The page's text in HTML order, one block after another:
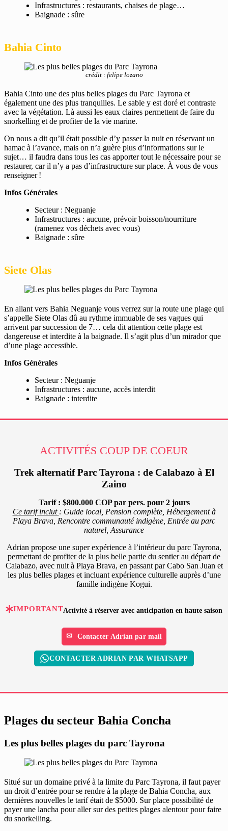
Infrastructures : restaurants, chaises de plage…
Baignade : sûre
Bahia Cinto
crédit : felipe lozano
Bahia Cinto une des plus belles plages du Parc Tayrona et
également une des plus tranquilles. Le sable y est doré et contraste
avec la végétation. Là aussi les eaux claires permettent de faire du
snorkelling et de profiter de la vie marine.
On nous a dit qu’il était possible d’y passer la nuit en réservant un
hamac à l’avance, mais on n’a guère plus d’informations sur le
sujet… il faudra dans tous les cas apporter tout le nécessaire pour se
restaurer, car il n’y a pas d’infrastructure sur place. À vous de vous
renseigner !
Infos Générales
Secteur : Neguanje
Infrastructures : aucune, prévoir boisson/nourriture
(ramenez vos déchets avec vous)
Baignade : sûre
Siete Olas
En allant vers Bahia Neguanje vous verrez sur la route une plage qui
s’appelle Siete Olas dû au rythme immuable de ses vagues qui
arrivent par succession de 7… cela dit attention cette plage est
dangereuse et interdite à la baignade. Il s’agit plus d’un mirador que
d’une plage accessible.
Infos Générales
Secteur : Neguanje
Infrastructures : aucune, accès interdit
Baignade : interdite
ACTIVITÉS COUP DE COEUR
Trek alternatif Parc Tayrona : de Calabazo à El
Zaino
Tarif : $800.000 COP par pers. pour 2 jours
Ce tarif inclut : Guide local, Pension complète, Hébergement à
Playa Brava, Rencontre communauté indigène, Entrée au parc
naturel, Assurance
Adrian propose une super expérience à l’intérieur du parc Tayrona,
permettant de profiter de la plus belle partie du sentier au départ de
Calabazo, avec nuit à Playa Brava, en passant par Cabo San Juan et
les plus belles plages et incluant expérience culturelle auprès d’une
famille indigène Kogui.
IMPORTANTActivité à réserver avec anticipation en haute saison
Contacter Adrian par mail
CONTACTER ADRIAN PAR WHATSAPP
Plages du secteur Bahia Concha
Les plus belles plages du parc Tayrona
Situé sur un domaine privé à la limite du Parc Tayrona, il faut payer
un droit d’entrée pour se rendre à la plage de Bahia Concha, aux
dernières nouvelles le tarif était de $5000. Sur place possibilité de
payer une lancha pour aller sur des petites plages alentour pour faire
du snorkelling.